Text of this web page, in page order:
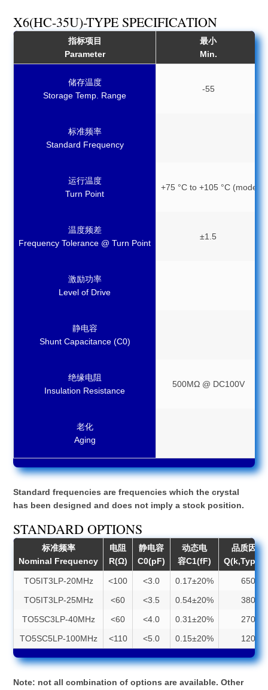
X6(HC-35U)-TYPE SPECIFICATION
指标项目
Parameter
最小
Min.
储存温度
Storage Temp. Range
-55
标准频率
Standard Frequency
运行温度
Turn Point
+75 °C to +105 °C (mode,
温度频差
Frequency Tolerance @ Turn Point
±1.5
激励功率
Level of Drive
静电容
Shunt Capacitance (C0)
绝缘电阻
Insulation Resistance
500MΩ @ DC100V
老化
Aging
Standard frequencies are frequencies which the crystal
has been designed and does not imply a stock position.
STANDARD OPTIONS
标准频率
Nominal Frequency
电阻
R(Ω)
静电容
C0(pF)
动态电
容C1(fF)
品质因数
TO5IT3LP-20MHz <100 <3.0 0.17±20%
650
TO5IT3LP-25MHz
<60 <3.5 0.54±20%
380
TO5SC3LP-40MHz
<60 <4.0 0.31±20%
270
TO5SC5LP-100MHz
<110 <5.0 0.15±20% 120
Note: not all combination of options are available. Other